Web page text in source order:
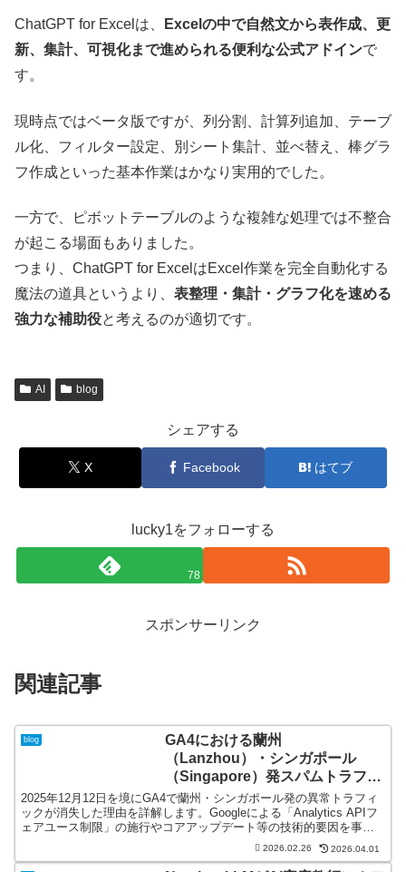
ChatGPT for Excelは、
Excelの中で自然文から表作成、更
新、集計、可視化まで進められる便利な公式アドインで
す。
現時点ではベータ版ですが、列分割、計算列追加、テーブ
ル化、フィルター設定、別シート集計、並べ替え、棒グラ
フ作成といった基本作業はかなり実用的でした。
一方で、ピボットテーブルのような複雑な処理では不整合
が起こる場面もありました。
つまり、ChatGPT for ExcelはExcel作業を完全自動化する
魔法の道具というより、 表整理・集計・グラフ化を速める
強力な補助役と考えるのが適切です。
AI blog
シェアする
X Facebook はてブ
lucky1をフォローする
78
スポンサーリンク
関連記事
blog
GA4における蘭州
（Lanzhou）・シンガポール
（Singapore）発スパムトラフィ
ックの終息と今後の対応
2025年12月12日を境にGA4で蘭州・シンガポール発の異常トラフィ
ックが消失した理由を詳解します。Googleによる「Analytics APIフ
ェアユース制限」の施行やコアアップデート等の技術的要因を事実
に基づき分析。汚染データの対処法と今後の防御策を専門的知見か
2026.02.26 2026.04.01